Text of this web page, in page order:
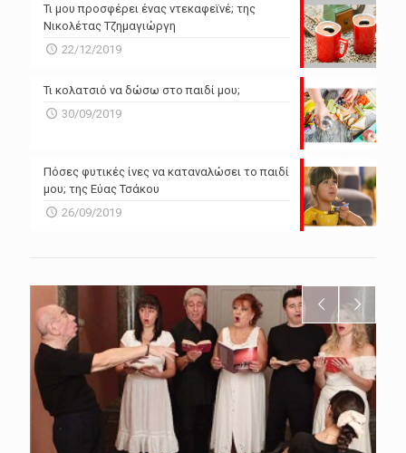
Τι μου προσφέρει ένας ντεκαφεϊνέ; της
Νικολέτας Τζημαγιώργη
22/12/2019
Τι κολατσιό να δώσω στο παιδί μου;
30/09/2019
Πόσες φυτικές ίνες να καταναλώσει το παιδί
μου; της Εύας Τσάκου
26/09/2019